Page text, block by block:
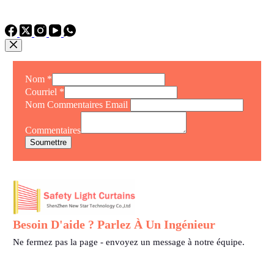
Nom *
Courriel *
Nom Commentaires Email
Commentaires
Soumettre
Besoin D'aide ? Parlez À Un Ingénieur
Ne fermez pas la page - envoyez un message à notre équipe.